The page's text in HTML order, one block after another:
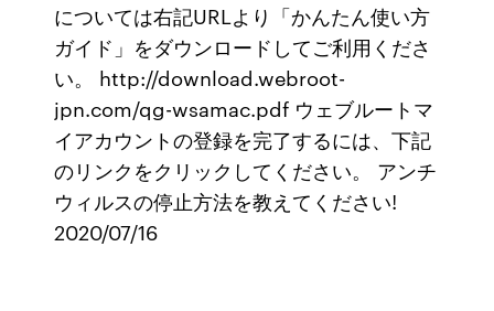
については右記URLより「かんたん使い方
ガイド」をダウンロードしてご利用くださ
い。 http://download.webroot-
jpn.com/qg-wsamac.pdf ウェブルートマ
イアカウントの登録を完了するには、下記
のリンクをクリックしてください。 アンチ
ウィルスの停止方法を教えてください!
2020/07/16